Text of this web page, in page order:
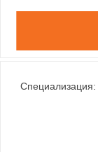
Специализация: